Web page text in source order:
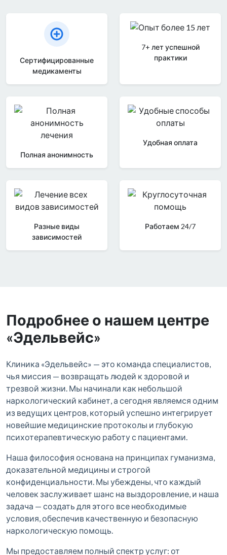
Сертифицированные
медикаменты
7+ лет успешной
практики
Полная анонимность
Удобная оплата
Разные виды
зависимостей
Работаем 24/7
Подробнее о нашем центре
«Эдельвейс»
Клиника «Эдельвейс» — это команда специалистов,
чья миссия — возвращать людей к здоровой и
трезвой жизни. Мы начинали как небольшой
наркологический кабинет, а сегодня являемся одним
из ведущих центров, который успешно интегрирует
новейшие медицинские протоколы и глубокую
психотерапевтическую работу с пациентами.
Наша философия основана на принципах гуманизма,
доказательной медицины и строгой
конфиденциальности. Мы убеждены, что каждый
человек заслуживает шанс на выздоровление, и наша
задача — создать для этого все необходимые
условия, обеспечив качественную и безопасную
наркологическую помощь.
Мы предоставляем полный спектр услуг: от